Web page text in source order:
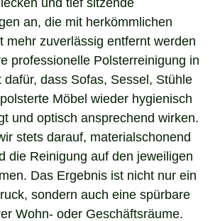
an, die mit herkömmlichen
mehr zuverlässig entfernt werden
professionelle Polsterreinigung in
dafür, dass Sofas, Sessel, Stühle
Möbel wieder hygienisch
und optisch ansprechend wirken.
stets darauf, materialschonend
die Reinigung auf den jeweiligen
Das Ergebnis ist nicht nur ein
sondern auch eine spürbare
Wohn- oder Geschäftsräume.